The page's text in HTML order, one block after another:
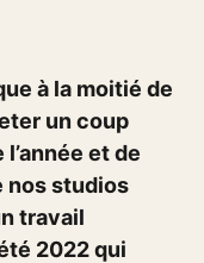
à la moitié de
un coup
et de
nos studios
travail
2022 qui